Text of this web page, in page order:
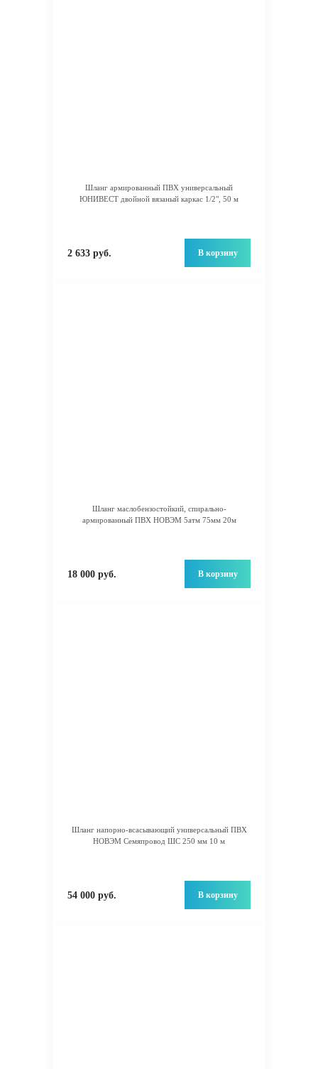
Шланг армированный ПВХ универсальный
ЮНИВЕСТ двойной вязаный каркас 1/2", 50 м
2 633 руб. В корзину
Шланг маслобензостойкий, спирально-
армированный ПВХ НОВЭМ 5атм 75мм 20м
18 000 руб. В корзину
Шланг напорно-всасывающий универсальный ПВХ
НОВЭМ Семяпровод ШС 250 мм 10 м
54 000 руб. В корзину